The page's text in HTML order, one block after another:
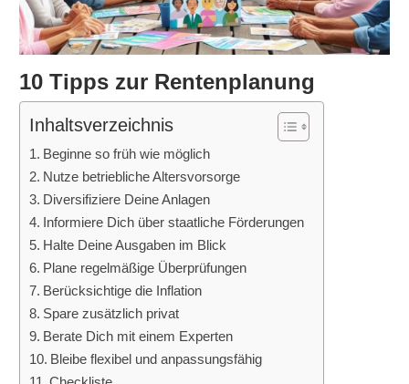
10 Tipps zur Rentenplanung
Inhaltsverzeichnis
Beginne so früh wie möglich
Nutze betriebliche Altersvorsorge
Diversifiziere Deine Anlagen
Informiere Dich über staatliche Förderungen
Halte Deine Ausgaben im Blick
Plane regelmäßige Überprüfungen
Berücksichtige die Inflation
Spare zusätzlich privat
Berate Dich mit einem Experten
Bleibe flexibel und anpassungsfähig